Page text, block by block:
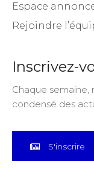
Espace
Rejoindre
Inscrivez-
Chaque
condensé des
S'inscrire